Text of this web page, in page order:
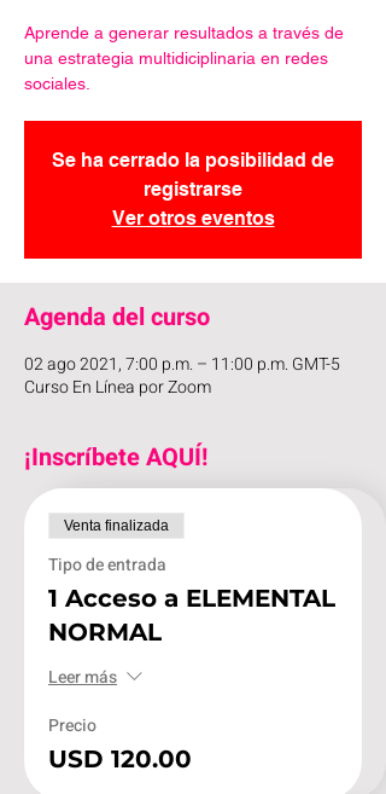
Aprende a generar resultados a través de
una estrategia multidiciplinaria en redes
sociales.
Se ha cerrado la posibilidad de
registrarse
Ver otros eventos
Agenda del curso
02 ago 2021, 7:00 p.m. – 11:00 p.m. GMT-5
Curso En Línea por Zoom
¡Inscríbete AQUÍ!
Venta finalizada
Tipo de entrada
1 Acceso a ELEMENTAL
NORMAL
Leer más
Precio
USD 120.00